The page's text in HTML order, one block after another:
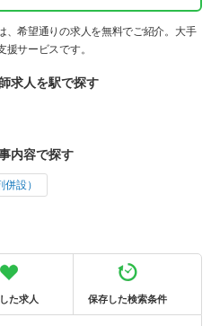
、希望通りの求人を無料でご紹介。大手
サービスです。
求人を駅で探す
内容で探す
設）
た求人 保存した検索条件